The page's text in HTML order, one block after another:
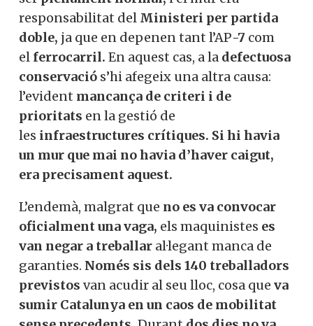
El fet no és menor, perquè la pluja en
aquesta part del territori,
l’Anoia,va
ser
plenament normal,i el mur era
responsabilitat delMinisteri per partida
doble,
ja que en depenen tant l’AP
ferrocarril.En aquest cas, a
la
defectuosa conservació
s’hi afegeix
una altra causa: l’evident
mancança de
criteri i de prioritats
en la gestió de
infraestructures crítiques.
un mur que mai no havia d’haver caigut,
era precisament aquest.
L’endemà, malgrat que
no es va convocar
oficialment una vaga, els maquinistes
van negar a treballar
al·legant manca de
Només sis dels 140